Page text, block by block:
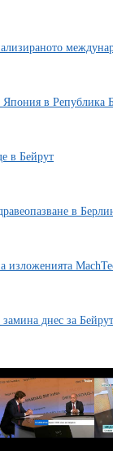
в Република
в Бейрут
в
изложенията
днес за Бейрут